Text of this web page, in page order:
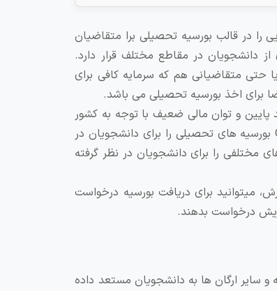
در قالب بورسیه تحصیلی برا متقاضیان
دانشجویان در مقاطع مختلف قرار دارد.
حتی متقاضیانی هم که سرمایه کافی برای
برای اخذ بورسیه تحصیلی می باشد.
و توان مالی ضعیف با توجه به کشور
مبدا و شرایط و مقاطع مختلف ارائه میشود. سازمان های مختلف و همچنین سازمان OEAD بورسیه های تحصیلی را برای دانشجویان در
مختلفی را برای دانشجویان در نظر گرفته
برای دریافت بورسیه درخواست
درخواست بدهند.
سایر ارگان‌ ها به دانشجویان مستعد داده